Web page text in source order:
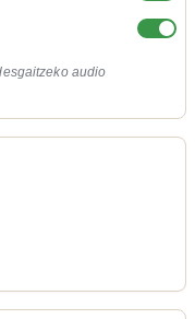
audio